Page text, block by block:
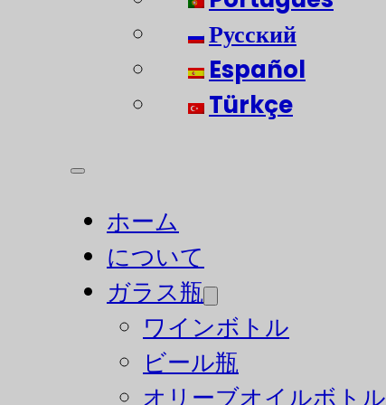
Русский
Español
Türkçe
ホーム
について
ガラス瓶
ワインボトル
ビール瓶
オリーブオイルボトル